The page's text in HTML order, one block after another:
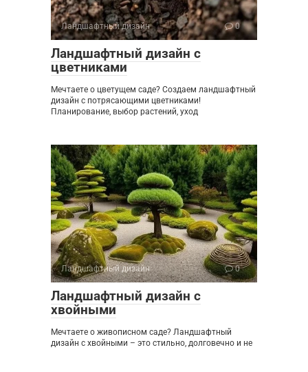
Ландшафтный дизайн 0
Ландшафтный дизайн с
цветниками
Мечтаете о цветущем саде? Создаем ландшафтный
дизайн с потрясающими цветниками!
Планирование, выбор растений, уход
Ландшафтный дизайн 0
Ландшафтный дизайн с
хвойными
Мечтаете о живописном саде? Ландшафтный
дизайн с хвойными – это стильно, долговечно и не